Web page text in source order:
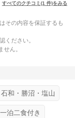
すべてのクチコミ(1 件)をみる
その内容を保証するも
ください。
ん。
石和・勝沼・塩山
一泊二食付き